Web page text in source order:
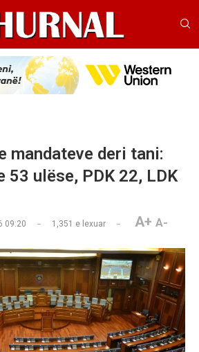
mandateve deri tani:
53 ulëse, PDK 22, LDK
09:20 1,351 e lexuar A+ A-